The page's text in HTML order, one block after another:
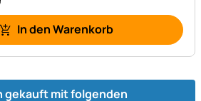
In den Warenkorb
gekauft mit folgenden